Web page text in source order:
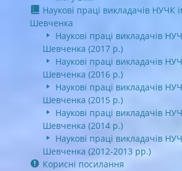
Наукові праці викладачів НУЧК
Шевченка
Наукові праці викладачів
Шевченка (2017 р.)
Наукові праці викладачів
Шевченка (2016 р.)
Наукові праці викладачів
Шевченка (2015 р.)
Наукові праці викладачів
Шевченка (2014 р.)
Наукові праці викладачів
Шевченка (2012-2013 рр.)
Корисні посилання